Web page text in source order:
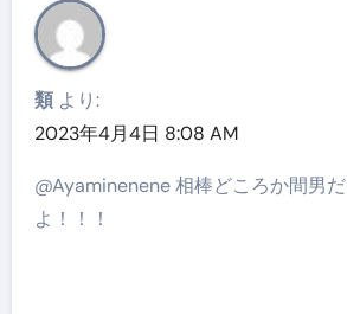
類 より:
2023年4月4日 8:08 AM
@Ayaminenene 相棒どころか間男だ
よ！！！